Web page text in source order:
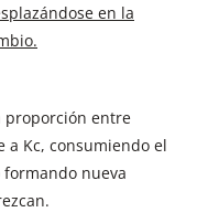
en la
proporción entre
a Kc, consumiendo el
formando nueva